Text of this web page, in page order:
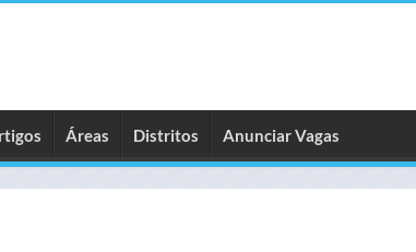
Áreas Distritos Anunciar Vagas